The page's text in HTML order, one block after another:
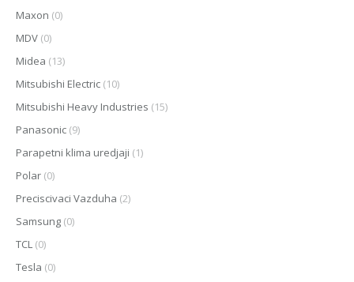
Maxon (0)
MDV (0)
Midea (13)
Mitsubishi Electric (10)
Mitsubishi Heavy Industries (15)
Panasonic (9)
Parapetni klima uredjaji (1)
Polar (0)
Preciscivaci Vazduha (2)
Samsung (0)
TCL (0)
Tesla (0)